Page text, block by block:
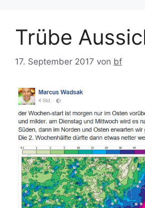
Trübe
17. September 2017 von bf